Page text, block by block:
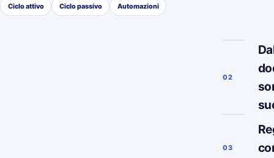
Ciclo attivo Ciclo passivo Automazioni
02
03